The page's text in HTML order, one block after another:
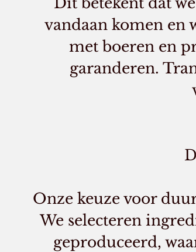
vandaan komen en
met boeren en
garanderen.
Onze keuze voor
We selecteren
geproduceerd,